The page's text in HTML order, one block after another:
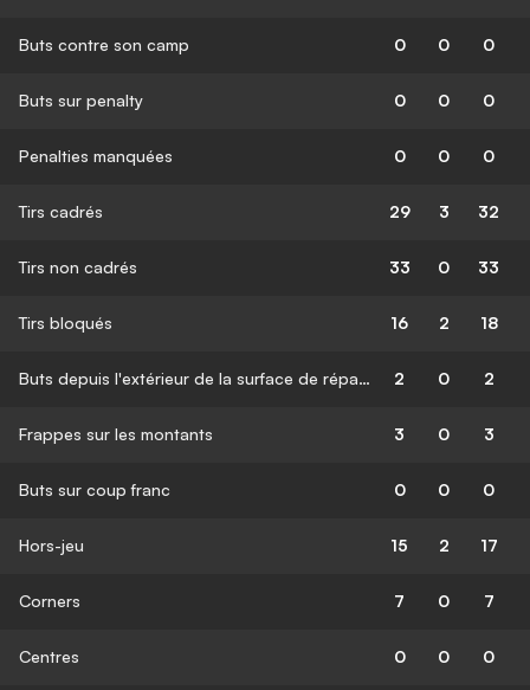
Buts contre son camp 0 0 0
Buts sur penalty 0 0 0
Penalties manquées 0 0 0
Tirs cadrés 29 3 32
Tirs non cadrés 33 0 33
Tirs bloqués 16 2 18
Buts depuis l'extérieur de la surface de réparation 2 0 2
Frappes sur les montants 3 0 3
Buts sur coup franc 0 0 0
Hors-jeu 15 2 17
Corners 7 0 7
Centres 0 0 0